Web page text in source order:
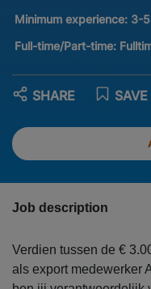
Minimum experience: 3-
Full-time/Part-time:
SAVE
SHARE
Job description
Verdien tussen de €
als export medewerker